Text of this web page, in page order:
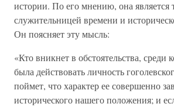
истории. По его мнению, она является
служительницей времени и
Он поясняет эту мысль:
«Кто вникнет в обстоятельства, среди
была действовать личность
поймет, что характер ее совершенно
исторического нашего положения; и